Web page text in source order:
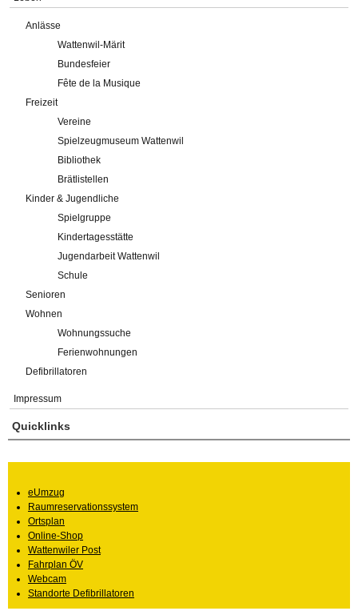
Anlässe
Wattenwil-Märit
Bundesfeier
Fête de la Musique
Freizeit
Vereine
Spielzeugmuseum Wattenwil
Bibliothek
Brätlistellen
Kinder & Jugendliche
Spielgruppe
Kindertagesstätte
Jugendarbeit Wattenwil
Schule
Senioren
Wohnen
Wohnungssuche
Ferienwohnungen
Defibrillatoren
Impressum
Quicklinks
eUmzug
Raumreservationssystem
Ortsplan
Online-Shop
Wattenwiler Post
Fahrplan ÖV
Webcam
Standorte Defibrillatoren